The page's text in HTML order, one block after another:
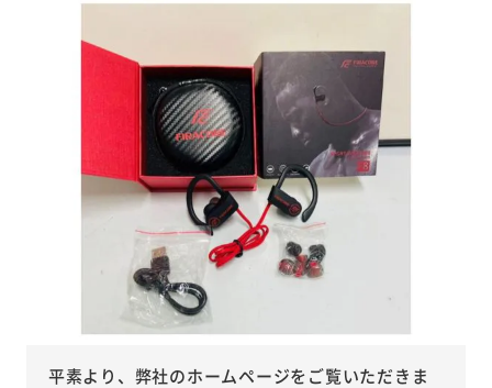
平素より、弊社のホームページをご覧いただきま